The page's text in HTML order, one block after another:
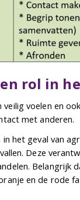
rol in
voelen en
met anderen.
het geval van
Deze
en de rode